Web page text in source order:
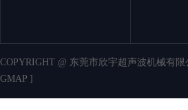
COPYRIGHT @ 东莞市欣宇超声波机械有限
GMAP ]